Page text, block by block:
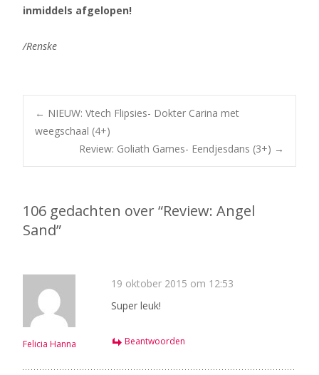
inmiddels afgelopen!
/Renske
Bericht
navigatie
← NIEUW: Vtech Flipsies- Dokter Carina met
weegschaal (4+)
Review: Goliath Games- Eendjesdans (3+) →
106 gedachten over “Review: Angel
Sand”
Felicia Hanna
19 oktober 2015 om 12:53
Super leuk!
Beantwoorden